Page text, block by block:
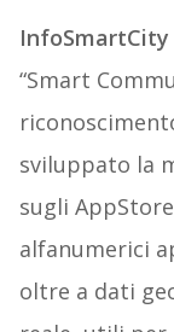
InfoSmartCity
“Smart
sviluppato la
sugli
alfanumerici
oltre a dati